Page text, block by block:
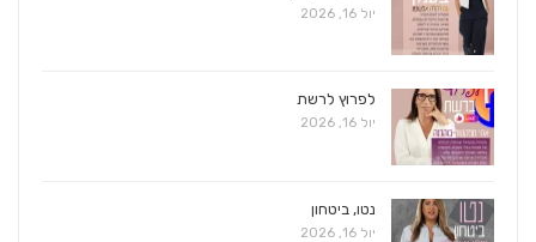
יול 16, 2026
לפרוץ לרשת
יול 16, 2026
נטו, ביטחון
יול 16, 2026